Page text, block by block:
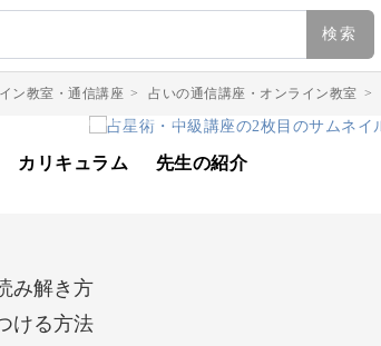
検索
ン教室・通信講座 > 占いの通信講座・オンライン教室 >
カリキュラム 先生の紹介
み解き方
ける方法